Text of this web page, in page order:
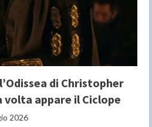
di Christopher
volta appare il Ciclope
2026